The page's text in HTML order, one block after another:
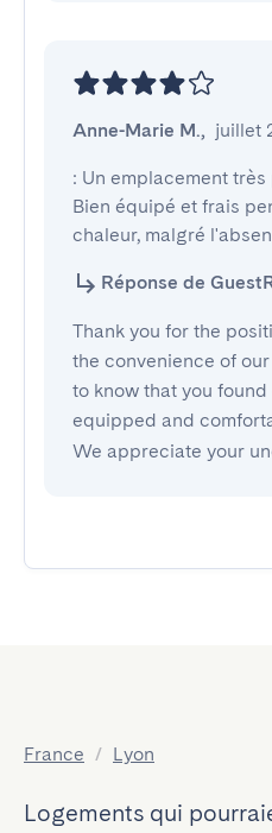
Anne-Marie M., juillet
: Un emplacement
Bien équipé et frais
chaleur, malgré
Réponse de
Thank you for the
the convenience of
to know that you
equipped and
We appreciate your
France / Lyon
Logements qui